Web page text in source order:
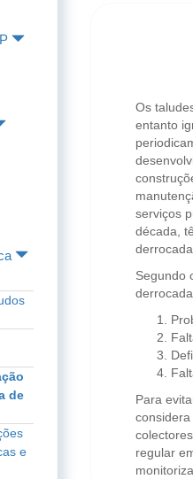
de
e
Os
entanto
serviços
década,
Segundo
Para
regular